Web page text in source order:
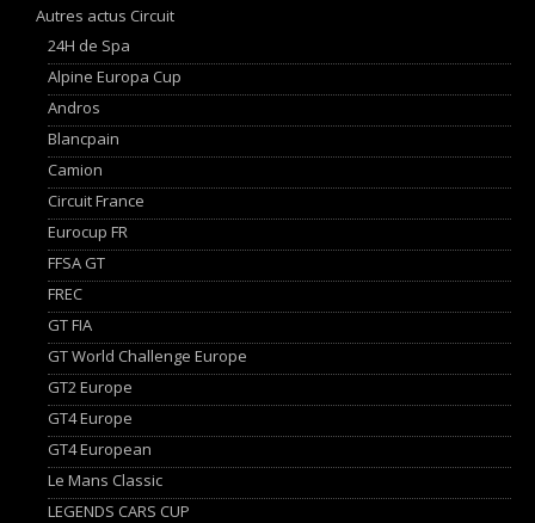
Autres actus Circuit
24H de Spa
Alpine Europa Cup
Andros
Blancpain
Camion
Circuit France
Eurocup FR
FFSA GT
FREC
GT FIA
GT World Challenge Europe
GT2 Europe
GT4 Europe
GT4 European
Le Mans Classic
LEGENDS CARS CUP